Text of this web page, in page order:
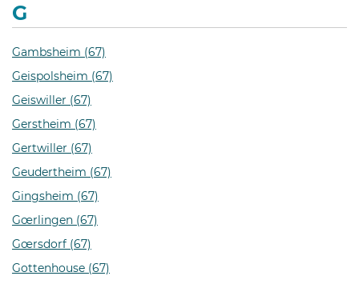
G
Gambsheim (67)
Geispolsheim (67)
Geiswiller (67)
Gerstheim (67)
Gertwiller (67)
Geudertheim (67)
Gingsheim (67)
Gœrlingen (67)
Gœrsdorf (67)
Gottenhouse (67)